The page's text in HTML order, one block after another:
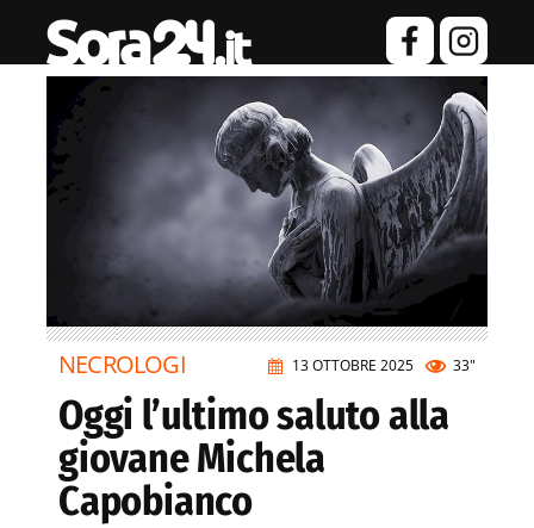
13 OTTOBRE 2025 33"
NECROLOGI
Oggi l’ultimo saluto alla
giovane Michela
Capobianco